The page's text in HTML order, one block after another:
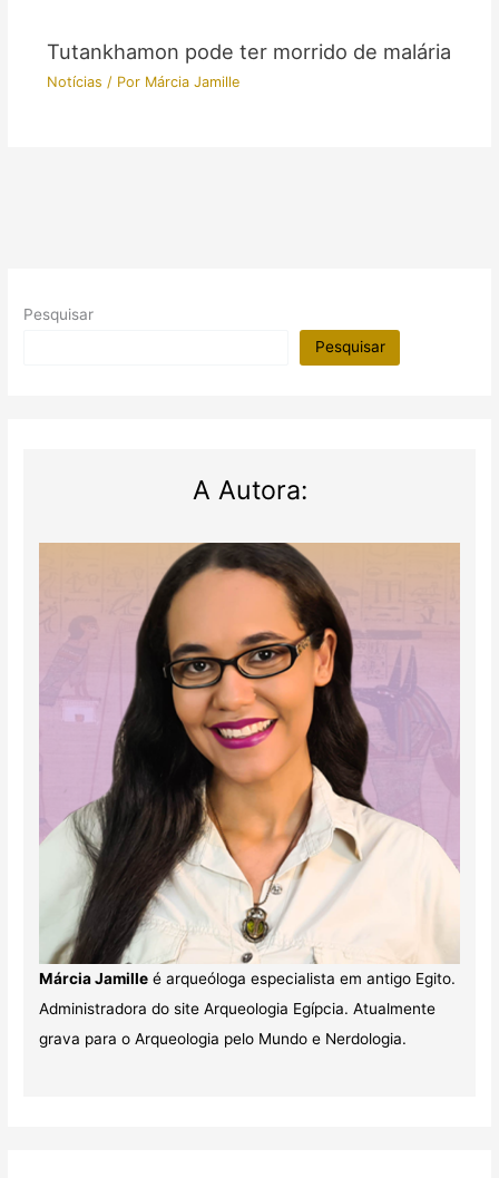
Tutankhamon pode ter morrido de malária
Notícias / Por Márcia Jamille
Pesquisar
Pesquisar
A Autora:
Márcia Jamilleé arqueóloga especialista em antigo Egito.
Administradora do site Arqueologia Egípcia. Atualmente
grava para o Arqueologia pelo Mundo e Nerdologia.